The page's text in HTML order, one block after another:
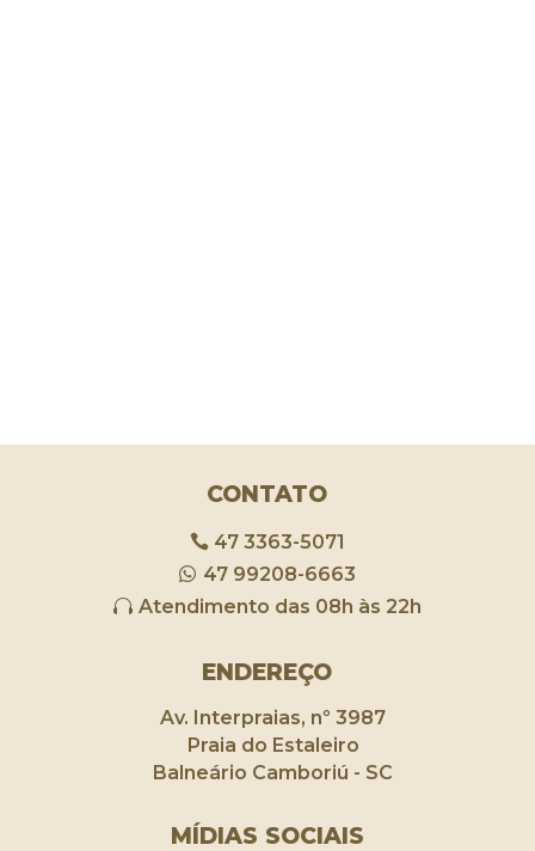
CONTATO
47 3363-5071
47 99208-6663
Atendimento das 08h às 22h
ENDEREÇO
Av. Interpraias, nº 3987
Praia do Estaleiro
Balneário Camboriú - SC
MÍDIAS SOCIAIS